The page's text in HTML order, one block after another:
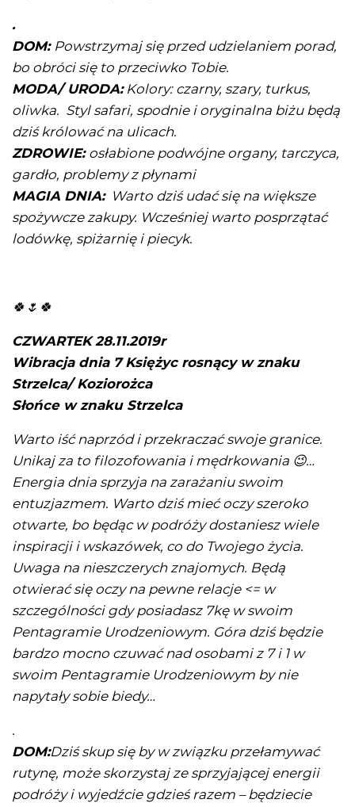
.
DOM: Powstrzymaj się przed udzielaniem porad,
bo obróci się to przeciwko Tobie.
MODA/ URODA:Kolory: czarny, szary, turkus,
oliwka. Styl safari, spodnie i oryginalna biżu będą
dziś królować na ulicach.
ZDROWIE: osłabione podwójne organy, tarczyca,
gardło, problemy z płynami
MAGIA DNIA:Warto dziś udać się na większe
spożywcze zakupy. Wcześniej warto posprzątać
lodówkę, spiżarnię i piecyk.
🍀🌷🍀
CZWARTEK 28.11.2019r
Wibracja dnia 7 Księżyc rosnący w znaku
Strzelca/ Koziorożca
Słońce w znaku Strzelca
Warto iść naprzód i przekraczać swoje granice.
Unikaj za to filozofowania i mędrkowania 😉…
Energia dnia sprzyja na zarażaniu swoim
entuzjazmem. Warto dziś mieć oczy szeroko
otwarte, bo będąc w podróży dostaniesz wiele
inspiracji i wskazówek, co do Twojego życia.
Uwaga na nieszczerych znajomych. Będą
otwierać się oczy na pewne relacje <= w
szczególności gdy posiadasz 7kę w swoim
Pentagramie Urodzeniowym. Góra dziś będzie
bardzo mocno czuwać nad osobami z 7 i 1 w
swoim Pentagramie Urodzeniowym by nie
napytały sobie biedy…
.
DOM:Dziś skup się by w związku przełamywać
rutynę, może skorzystaj ze sprzyjającej energii
podróży i wyjedźcie gdzieś razem – będziecie